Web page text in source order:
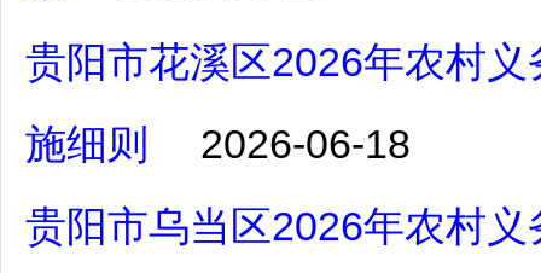
贵阳市花溪区2026年农村
施细则
2026-06-18
贵阳市乌当区2026年农村